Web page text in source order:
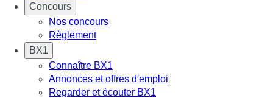
Concours
Nos concours
Règlement
BX1
Connaître BX1
Annonces et offres d'emploi
Regarder et écouter BX1